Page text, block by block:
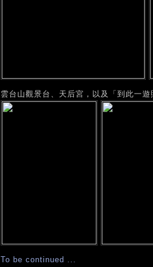
雲台山觀景台、天后宮，以及「到此一遊
To be continued ...